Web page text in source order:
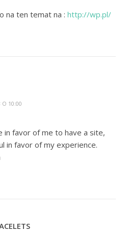
na ten temat na : http://wp.pl/
O 10:00
in favor of me to have a site,
in favor of my experience.